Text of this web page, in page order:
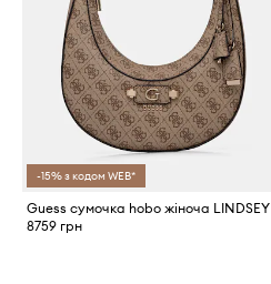
-15% з кодом WEB*
Guess сумочка hobo жіноча LINDSEY
8759 грн